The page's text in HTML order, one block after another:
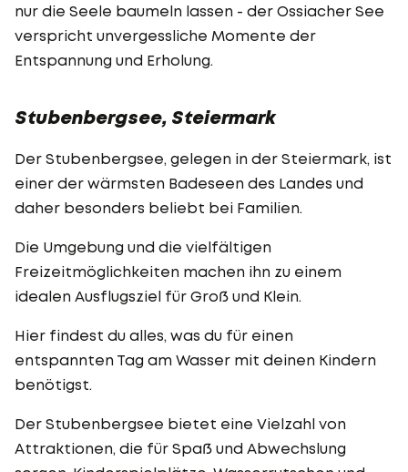
nur die Seele baumeln lassen - der Ossiacher See
verspricht unvergessliche Momente der
Entspannung und Erholung.
Stubenbergsee, Steiermark
Der Stubenbergsee, gelegen in der Steiermark, ist
einer der wärmsten Badeseen des Landes und
daher besonders beliebt bei Familien.
Die Umgebung und die vielfältigen
Freizeitmöglichkeiten machen ihn zu einem
idealen Ausflugsziel für Groß und Klein.
Hier findest du alles, was du für einen
entspannten Tag am Wasser mit deinen Kindern
benötigst.
Der Stubenbergsee bietet eine Vielzahl von
Attraktionen, die für Spaß und Abwechslung